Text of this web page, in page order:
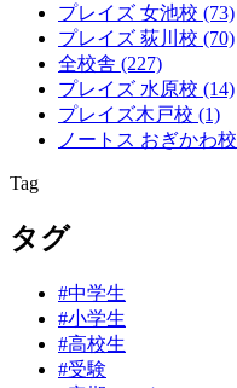
プレイズ 女池校 (73)
プレイズ 荻川校 (70)
全校舎 (227)
プレイズ 水原校 (14)
プレイズ木戸校 (1)
ノートス おぎかわ校
Tag
タグ
#中学生
#小学生
#高校生
#受験